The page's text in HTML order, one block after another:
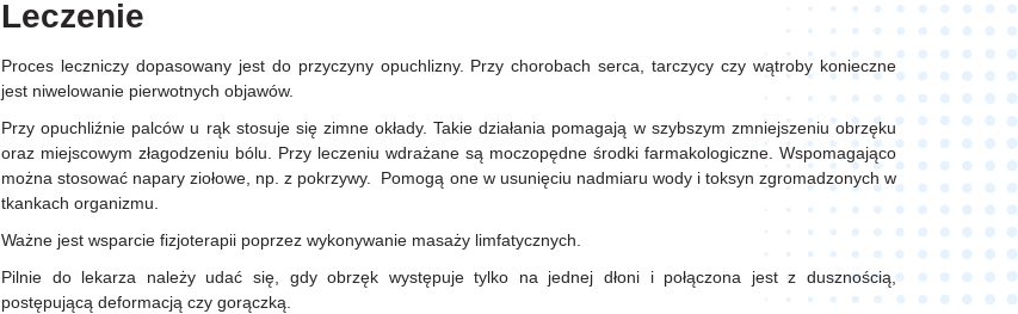
Leczenie
Proces leczniczy dopasowany jest do przyczyny opuchlizny. Przy chorobach serca, tarczycy czy wątroby konieczne
jest niwelowanie pierwotnych objawów.
Przy opuchliźnie palców u rąk stosuje się zimne okłady. Takie działania pomagają w szybszym zmniejszeniu obrzęku
oraz miejscowym złagodzeniu bólu. Przy leczeniu wdrażane są moczopędne środki farmakologiczne. Wspomagająco
można stosować napary ziołowe, np. z pokrzywy. Pomogą one w usunięciu nadmiaru wody i toksyn zgromadzonych w
tkankach organizmu.
Ważne jest wsparcie fizjoterapii poprzez wykonywanie masaży limfatycznych.
Pilnie do lekarza należy udać się, gdy obrzęk występuje tylko na jednej dłoni i połączona jest z dusznością,
postępującą deformacją czy gorączką.